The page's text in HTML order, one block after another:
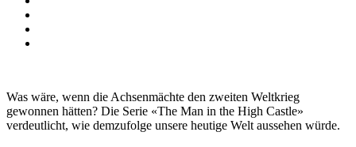
Was wäre, wenn die Achsenmächte den zweiten Weltkrieg
gewonnen hätten? Die Serie «The Man in the High Castle»
verdeutlicht, wie demzufolge unsere heutige Welt aussehen würde.